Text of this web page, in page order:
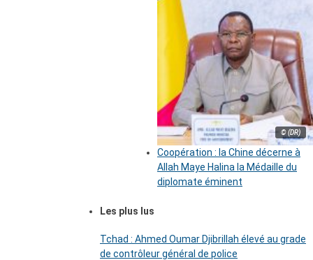
© (DR)
Coopération : la Chine décerne à
Allah Maye Halina la Médaille du
diplomate éminent
Les plus lus
Tchad : Ahmed Oumar Djibrillah élevé au grade
de contrôleur général de police